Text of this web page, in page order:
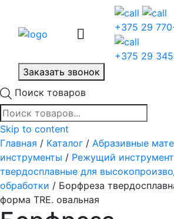
+375 29
+375 29
Заказать звонок
Поиск товаров
Skip to content
Главная / Каталог / Абразивные
инструменты / Режущий инструмент
твердосплавные для
обработки / Борфреза
форма TRE. овальная